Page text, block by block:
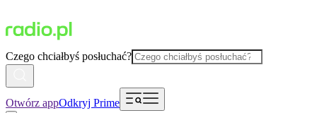
Czego chciałbyś posłuchać?
Otwórz appOdkryj Prime